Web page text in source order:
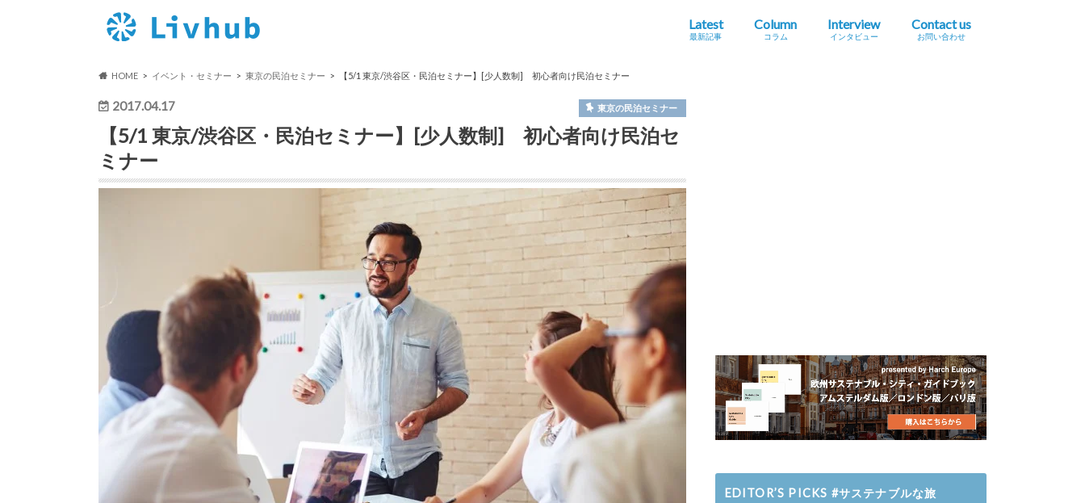
Latest
最新記事
Column
コラム
Interview
インタビュー
Contact us
お問い合わせ
HOME イベント・セミナー 東京の民泊セミナー 【5/1 東京/渋谷区・民泊セミナー】[少人数制] 初心者向け民泊セミナー
2017.04.17 東京の民泊セミナー
【5/1 東京/渋谷区・民泊セミナー】[少人数制] 初心者向け民泊セ
ミナー
EDITOR’S PICKS #サステナブルな旅